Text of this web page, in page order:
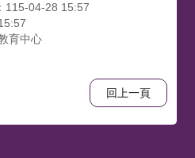
115-04-28 15:57
育中心
回上一頁